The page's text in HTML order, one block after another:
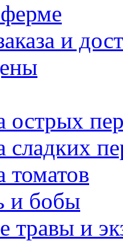
и
острых
сладких
томатов
и бобы
травы и